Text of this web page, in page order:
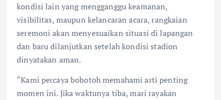
kondisi lain yang mengganggu keamanan,
visibilitas, maupun kelancaran acara, rangkaian
seremoni akan menyesuaikan situasi di lapangan
dan baru dilanjutkan setelah kondisi stadion
dinyatakan aman.
“Kami percaya bobotoh memahami arti penting
momen ini. Jika waktunya tiba, mari rayakan